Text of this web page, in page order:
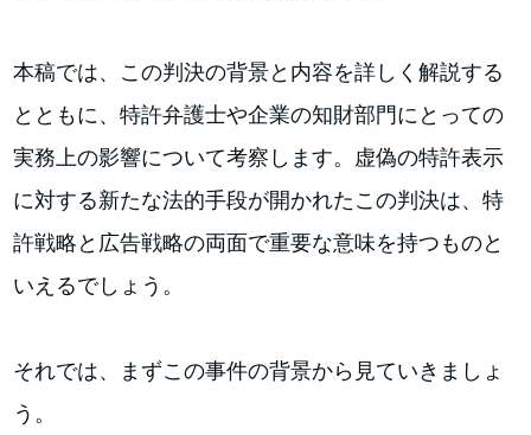
本稿では、この判決の背景と内容を詳しく解説する
とともに、特許弁護士や企業の知財部門にとっての
実務上の影響について考察します。虚偽の特許表示
に対する新たな法的手段が開かれたこの判決は、特
許戦略と広告戦略の両面で重要な意味を持つものと
いえるでしょう。
それでは、まずこの事件の背景から見ていきましょ
う。